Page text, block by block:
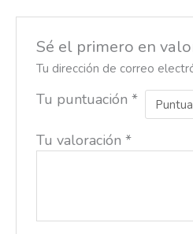
Sé el primero en
Tu dirección de correo
Tu puntuación*
Tu valoración*